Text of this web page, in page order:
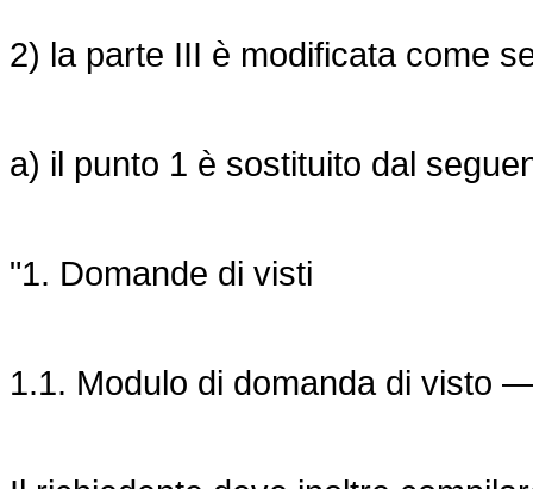
2) la parte III è modificata come
a) il punto 1 è sostituito dal
"1. Domande di visti
1.1. Modulo di domanda di visto